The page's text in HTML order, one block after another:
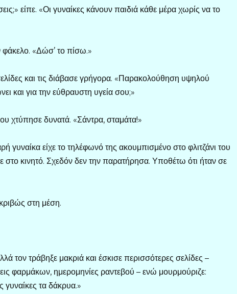
είπε. «Οι γυναίκες κάνουν παιδιά κάθε μέρα χωρίς να το
«Δώσ’ το πίσω.»
και τις διάβασε γρήγορα. «Παρακολούθηση υψηλού
και για την εύθραυστη υγεία σου;»
χτύπησε δυνατά. «Σάντρα, σταμάτα!»
γυναίκα είχε το τηλέφωνό της ακουμπισμένο στο φλιτζάνι του
στο κινητό. Σχεδόν δεν την παρατήρησα. Υποθέτω ότι ήταν σε
στη μέση.
τον τράβηξε μακριά και έσκισε περισσότερες σελίδες –
φαρμάκων, ημερομηνίες ραντεβού – ενώ μουρμούριζε:
γυναίκες τα δάκρυα.»